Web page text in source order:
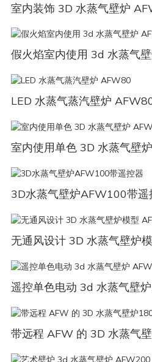
室内装饰 3D 水蒸气壁炉
假火焰室内使用 3d 水蒸气
LED 水蒸气蒸汽壁炉
室内使用单色 3D 水蒸气壁
3D水蒸气壁炉AFW100带遥
无通风设计 3D 水蒸气壁炉
遥控单色电动 3d 水蒸气壁
带远程 AFW 的 3D 水蒸气